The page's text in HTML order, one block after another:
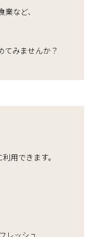
など、
てみませんか？
用できます。